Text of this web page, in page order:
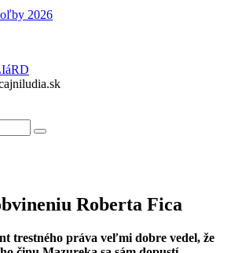
2026
Roberta Fica
trestného práva veľmi dobre vedel, že